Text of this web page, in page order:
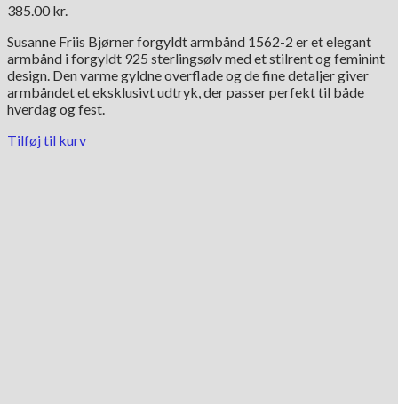
385.00 kr.
Susanne Friis Bjørner forgyldt armbånd 1562-2 er et elegant
armbånd i forgyldt 925 sterlingsølv med et stilrent og feminint
design. Den varme gyldne overflade og de fine detaljer giver
armbåndet et eksklusivt udtryk, der passer perfekt til både
hverdag og fest.
Tilføj til kurv